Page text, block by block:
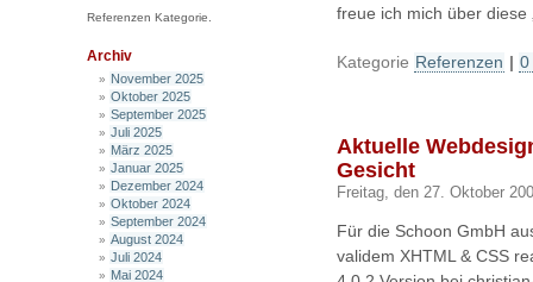
Referenzen Kategorie.
Archiv
November 2025
Oktober 2025
September 2025
Juli 2025
März 2025
Januar 2025
Dezember 2024
Oktober 2024
September 2024
August 2024
Juli 2024
Mai 2024
freue ich mich über diese
Kategorie Referenzen | 0
Aktuelle
Gesicht
Freitag, den 27. Oktober
Für die Schoon GmbH
validem XHTML & CSS